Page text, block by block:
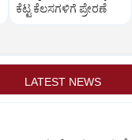
ಕೆಟ್ಟ ಕೆಲಸಗಳಿಗೆ ಪ್ರೇರಣೆ
LATEST NEWS